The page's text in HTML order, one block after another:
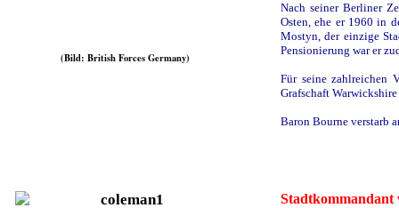
(Bild: British Forces Germany)
Nach seiner Berliner
Osten, ehe er 1960 in
Mostyn, der einzige
Pensionierung war er
Für seine zahlreichen
Grafschaft
Baron Bourne verstarb
Stadtkommandant